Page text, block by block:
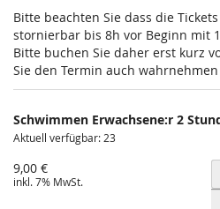
Bitte beachten Sie dass die
stornierbar bis 8h vor Beginn mit
Bitte buchen Sie daher erst kurz
Sie den Termin auch
Schwimmen Erwachsene:r 2
Aktuell verfügbar: 23
9,00 €
inkl. 7% MwSt.